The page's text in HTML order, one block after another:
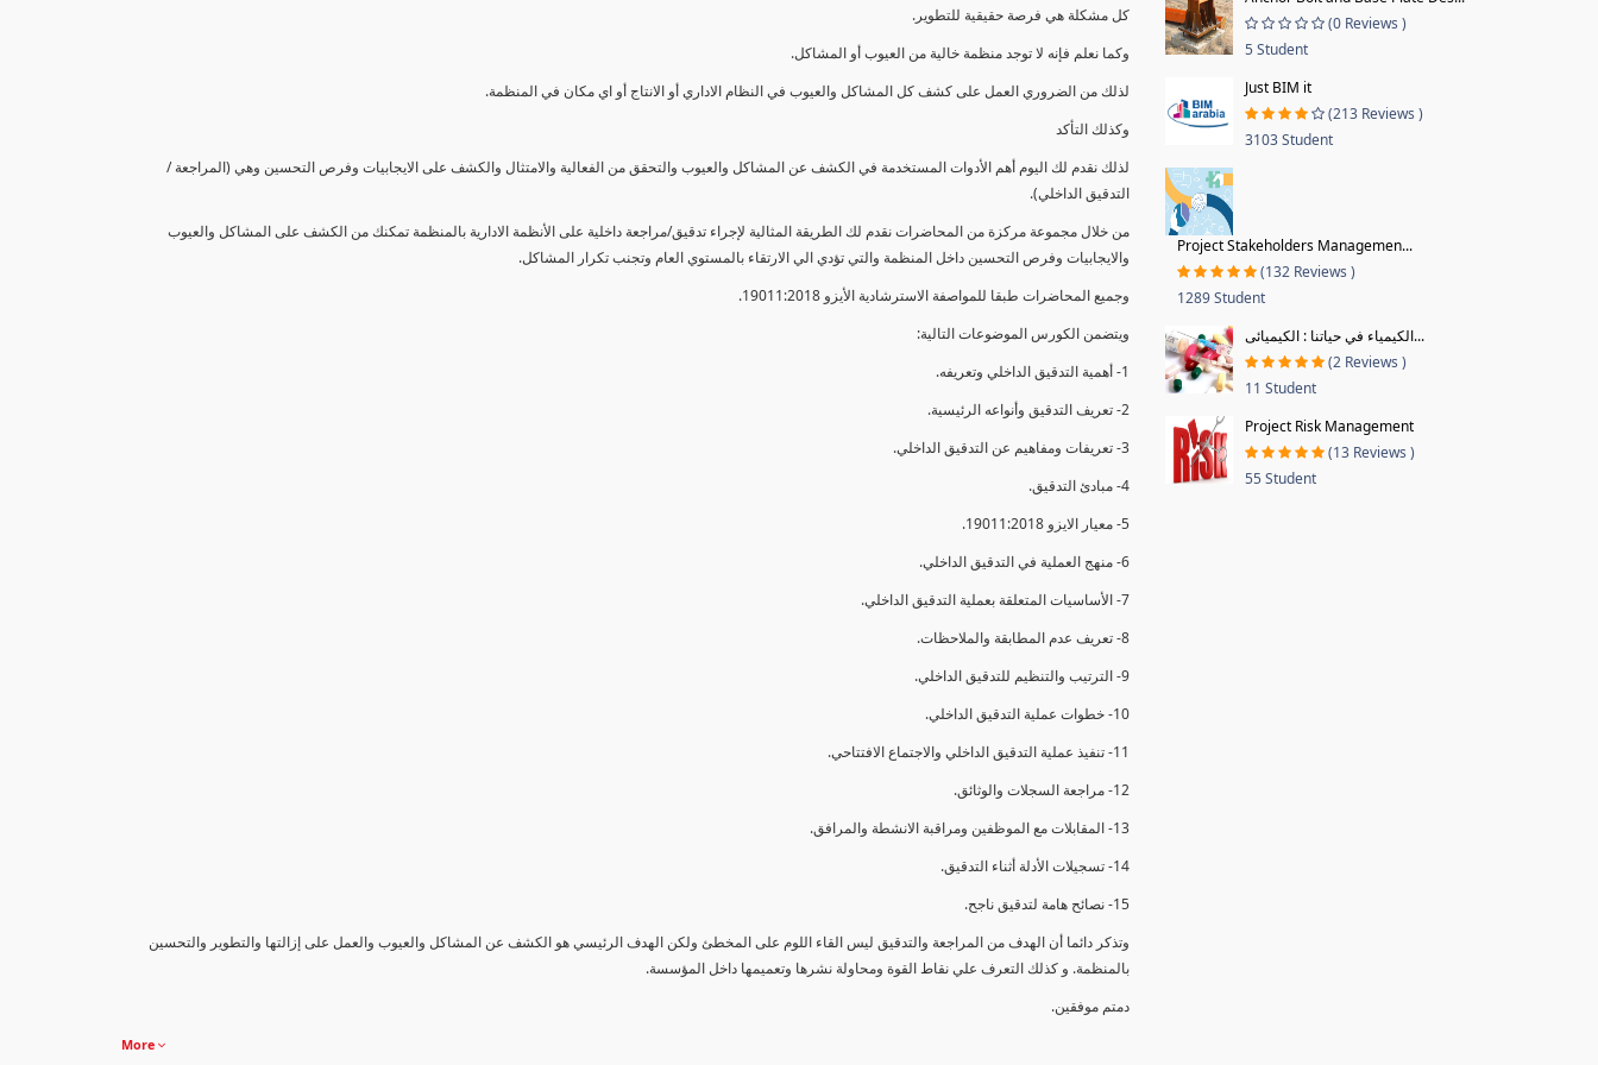
كل مشكلة هي فرصة حقيقية للتطوير.
وكما نعلم فإنه لا توجد منظمة خالية من العيوب أو المشاكل.
لذلك من الضروري العمل على كشف كل المشاكل والعيوب في النظام الاداري أو الانتاج أو اي مكان في المنظمة.
وكذلك التأكد
لذلك نقدم لك اليوم أهم الأدوات المستخدمة في الكشف عن المشاكل والعيوب والتحقق من الفعالية والامتثال والكشف على الايجابيات وفرص التحسين وهي (المراجعة /
التدقيق الداخلي).
من خلال مجموعة مركزة من المحاضرات نقدم لك الطريقة المثالية لإجراء تدقيق/مراجعة داخلية على الأنظمة الادارية بالمنظمة تمكنك من الكشف على المشاكل والعيوب
والايجابيات وفرص التحسين داخل المنظمة والتي تؤدي الي الارتقاء بالمستوي العام وتجنب تكرار المشاكل.
وجميع المحاضرات طبقا للمواصفة الاسترشادية الأيزو 19011:2018.
ويتضمن الكورس الموضوعات التالية:
1- أهمية التدقيق الداخلي وتعريفه.
2- تعريف التدقيق وأنواعه الرئيسية.
3- تعريفات ومفاهيم عن التدقيق الداخلي.
4- مبادئ التدقيق.
5- معيار الايزو 19011:2018.
6- منهج العملية في التدقيق الداخلي.
7- الأساسيات المتعلقة بعملية التدقيق الداخلي.
8- تعريف عدم المطابقة والملاحظات.
9- الترتيب والتنظيم للتدقيق الداخلي.
10- خطوات عملية التدقيق الداخلي.
11- تنفيذ عملية التدقيق الداخلي والاجتماع الافتتاحي.
12- مراجعة السجلات والوثائق.
13- المقابلات مع الموظفين ومراقبة الانشطة والمرافق.
14- تسجيلات الأدلة أثناء التدقيق.
15- نصائح هامة لتدقيق ناجح.
وتذكر دائما أن الهدف من المراجعة والتدقيق ليس القاء اللوم على المخطئ ولكن الهدف الرئيسي هو الكشف عن المشاكل والعيوب والعمل على إزالتها والتطوير والتحسين
بالمنظمة. و كذلك التعرف علي نقاط القوة ومحاولة نشرها وتعميمها داخل المؤسسة.
دمتم موفقين.
More
(0 Reviews )
5 Student
Just BIM it
(213 Reviews )
3103 Student
Project Stakeholders Managemen...
(132 Reviews )
1289 Student
الكيمياء في حياتنا : الكيميائى...
(2 Reviews )
11 Student
Project Risk Management
(13 Reviews )
55 Student